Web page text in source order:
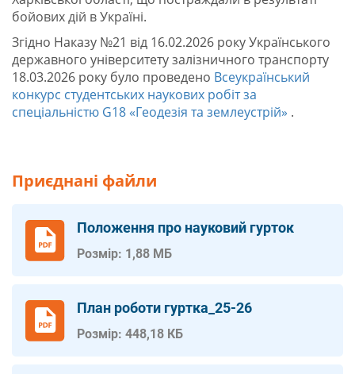
бойових дій в Україні.
Згідно Наказу №21 від 16.02.2026 року Українського
державного університету залізничного транспорту
18.03.2026 року було проведено Всеукраїнський
конкурс студентських наукових робіт за
спеціальністю G18 «Геодезія та землеустрій» .
Приєднані файли
Положення про науковий гурток
Розмір: 1,88 МБ
План роботи гуртка_25-26
Розмір: 448,18 КБ